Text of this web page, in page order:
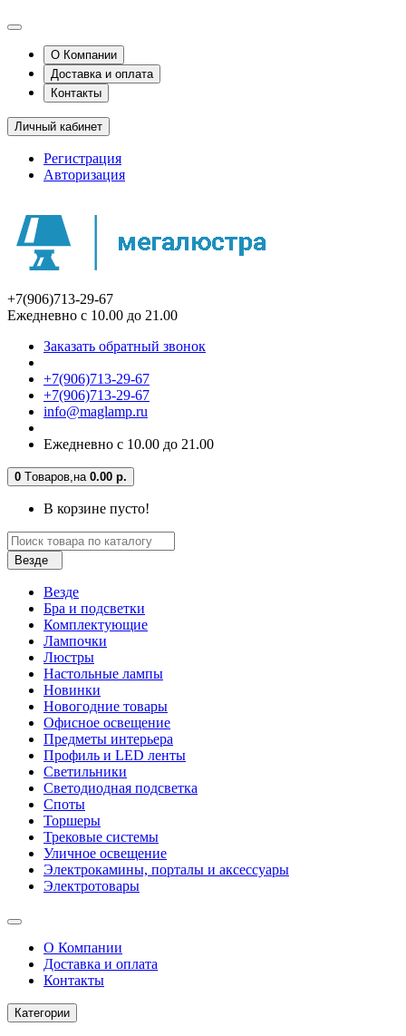
О Компании
Доставка и оплата
Контакты
Личный кабинет
Регистрация
Авторизация
+7(906)713-29-67
Ежедневно с 10.00 до 21.00
Заказать обратный звонок
+7(906)713-29-67
+7(906)713-29-67
info@maglamp.ru
Ежедневно с 10.00 до 21.00
0 Tоваров,на 0.00 р.
В корзине пусто!
Везде
Везде
Бра и подсветки
Комплектующие
Лампочки
Люстры
Настольные лампы
Новинки
Новогодние товары
Офисное освещение
Предметы интерьера
Профиль и LED ленты
Светильники
Светодиодная подсветка
Споты
Торшеры
Трековые системы
Уличное освещение
Электрокамины, порталы и аксессуары
Электротовары
О Компании
Доставка и оплата
Контакты
Категории